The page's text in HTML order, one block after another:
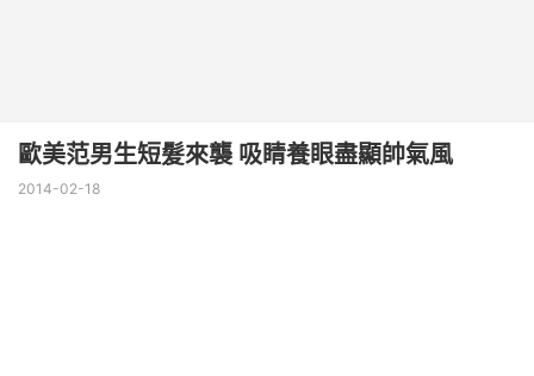
歐美范男生短髮來襲 吸睛養眼盡顯帥氣風
2014-02-18